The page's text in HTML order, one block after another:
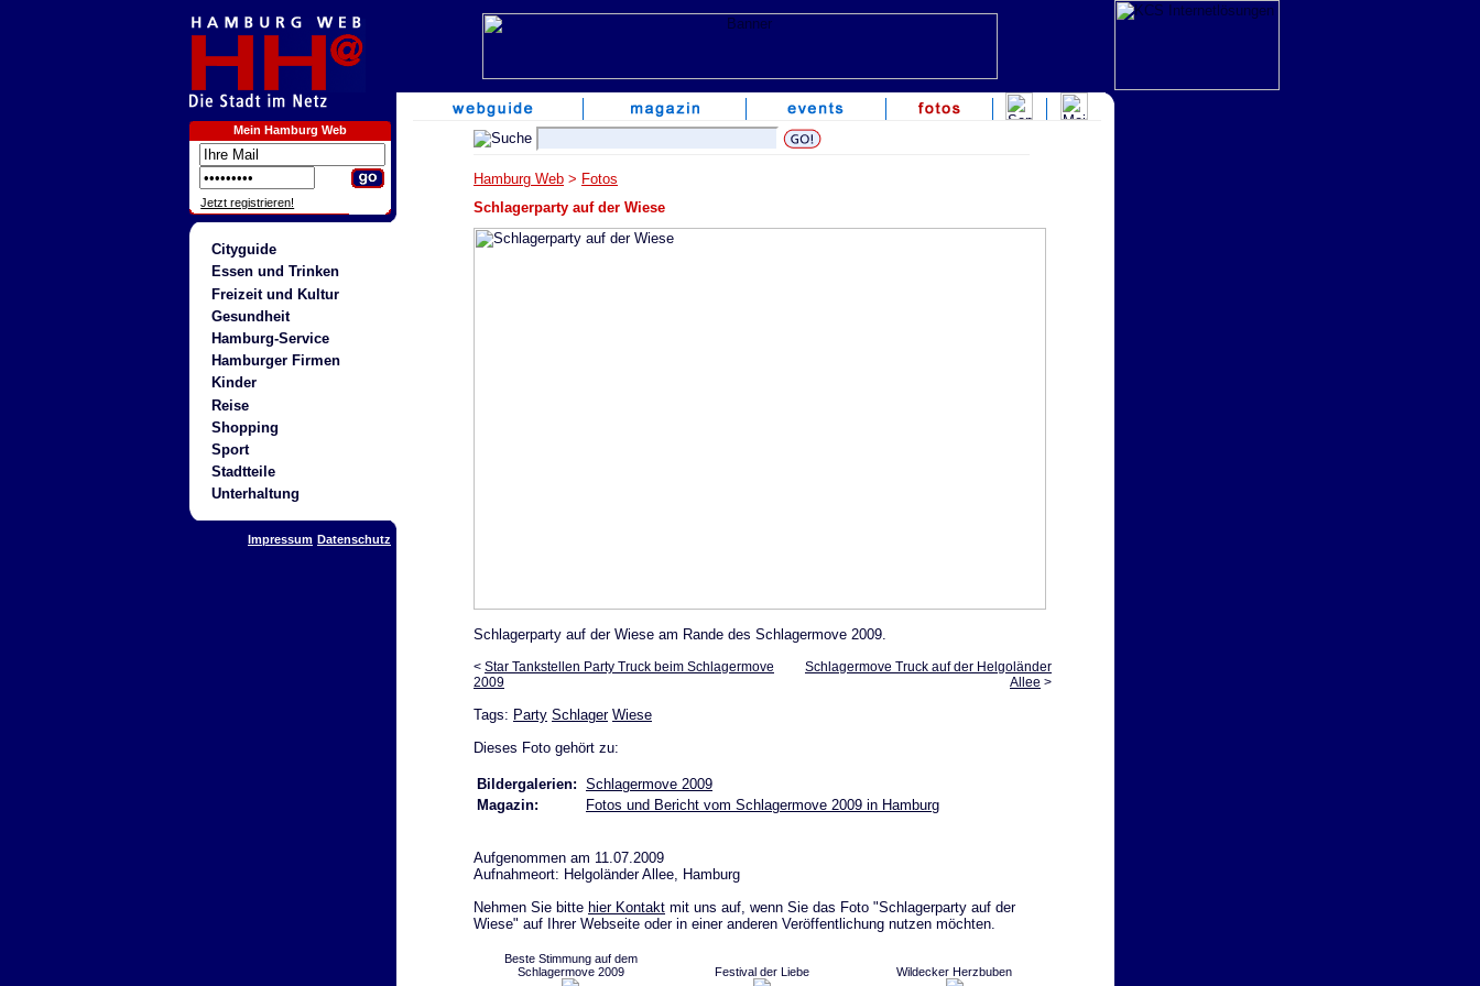
Mein Hamburg Web
Jetzt registrieren!
Cityguide
Essen und Trinken
Freizeit und Kultur
Gesundheit
Hamburg-Service
Hamburger Firmen
Kinder
Reise
Shopping
Sport
Stadtteile
Unterhaltung
Impressum Datenschutz
Hamburg Web > Fotos
Schlagerparty auf der Wiese
Schlagerparty auf der Wiese am Rande des Schlagermove 2009.
< Star Tankstellen Party Truck beim Schlagermove
2009
Schlagermove Truck auf der Helgoländer
Allee >
Tags: Party Schlager Wiese
Dieses Foto gehört zu:
Bildergalerien: Schlagermove 2009
Magazin:
Fotos und Bericht vom Schlagermove 2009 in Hamburg
Aufgenommen am 11.07.2009
Aufnahmeort: Helgoländer Allee, Hamburg
Nehmen Sie bitte hier Kontakt mit uns auf, wenn Sie das Foto "Schlagerparty auf der
Wiese" auf Ihrer Webseite oder in einer anderen Veröffentlichung nutzen möchten.
Beste Stimmung auf dem
Schlagermove 2009
Festival der Liebe Wildecker Herzbuben